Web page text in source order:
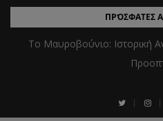
ΠΡΌΣΦΑΤΕΣ
Το Μαυροβούνιο: Ιστορική